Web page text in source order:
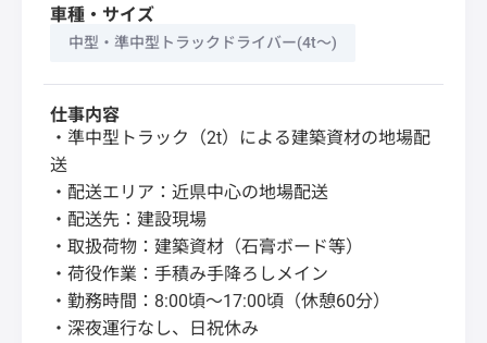
車種・サイズ
中型・準中型トラックドライバー(4t～)
仕事内容
・準中型トラック（2t）による建築資材の地場配
送
・配送エリア：近県中心の地場配送
・配送先：建設現場
・取扱荷物：建築資材（石膏ボード等）
・荷役作業：手積み手降ろしメイン
・勤務時間：8:00頃〜17:00頃（休憩60分）
・深夜運行なし、日祝休み